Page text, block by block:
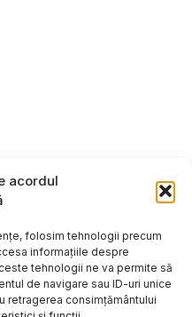
acordul
folosim tehnologii precum
informațiile despre
tehnologii ne va permite să
de navigare sau ID-uri unice
retragerea consimțământului